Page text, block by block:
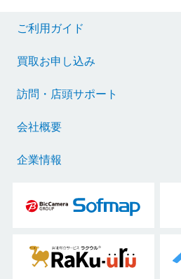
ご利用ガイド
買取お申し込み
訪問・店頭サポート
会社概要
企業情報